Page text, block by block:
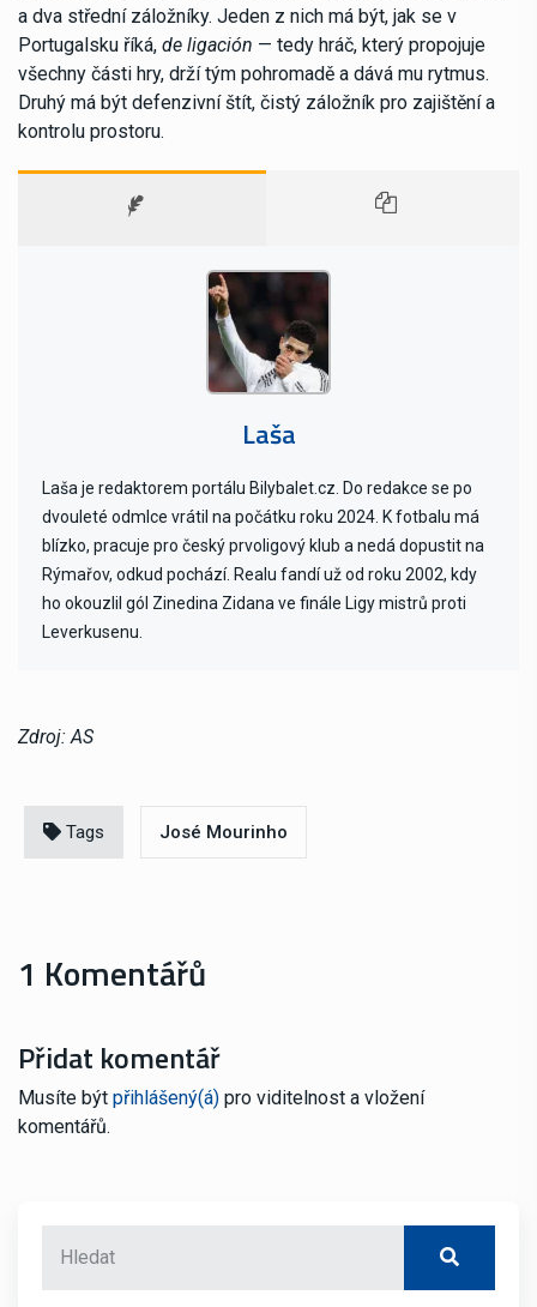
a dva střední záložníky. Jeden z nich má být, jak se v
Portugalsku říká, de ligación — tedy hráč, který propojuje
všechny části hry, drží tým pohromadě a dává mu rytmus.
Druhý má být defenzivní štít, čistý záložník pro zajištění a
kontrolu prostoru.
Laša
Laša je redaktorem portálu Bilybalet.cz. Do redakce se po
dvouleté odmlce vrátil na počátku roku 2024. K fotbalu má
blízko, pracuje pro český prvoligový klub a nedá dopustit na
Rýmařov, odkud pochází. Realu fandí už od roku 2002, kdy
ho okouzlil gól Zinedina Zidana ve finále Ligy mistrů proti
Leverkusenu.
Zdroj: AS
Tags José Mourinho
1 Komentářů
Přidat komentář
Musíte být přihlášený(á) pro viditelnost a vložení
komentářů.